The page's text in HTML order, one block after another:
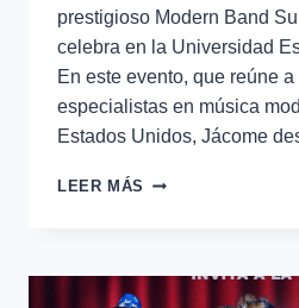
prestigioso Modern Band
celebra en la Universidad
En este evento, que reúne
especialistas en música
Estados Unidos, Jácome
LEER MÁS